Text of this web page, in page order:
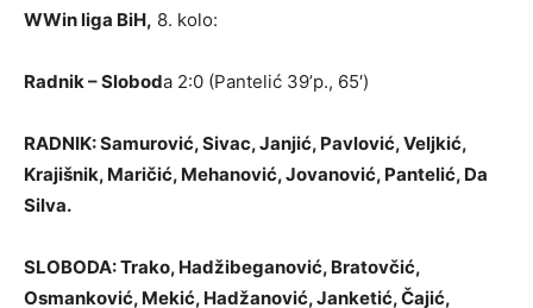
WWin liga BiH, 8. kolo:
Radnik – Sloboda 2:0 (Pantelić 39’p., 65′)
RADNIK: Samurović, Sivac, Janjić, Pavlović, Veljkić,
Krajišnik, Maričić, Mehanović, Jovanović, Pantelić, Da
Silva.
SLOBODA: Trako, Hadžibeganović, Bratovčić,
Osmanković, Mekić, Hadžanović, Janketić, Čajić,